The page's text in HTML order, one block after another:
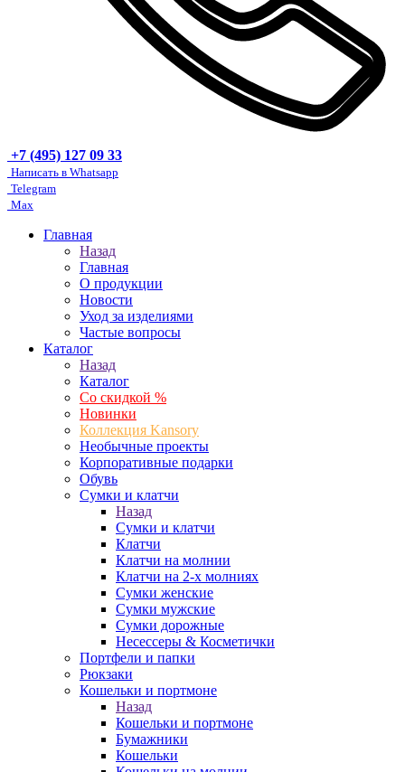
+7 (495) 127 09 33
Написать в Whatsapp
Telegram
Max
Главная
Назад
Главная
О продукции
Новости
Уход за изделиями
Частые вопросы
Каталог
Назад
Каталог
Со скидкой %
Новинки
Коллекция Kansory
Необычные проекты
Корпоративные подарки
Обувь
Сумки и клатчи
Назад
Сумки и клатчи
Клатчи
Клатчи на молнии
Клатчи на 2-х молниях
Сумки женские
Сумки мужские
Сумки дорожные
Несессеры & Косметички
Портфели и папки
Рюкзаки
Кошельки и портмоне
Назад
Кошельки и портмоне
Бумажники
Кошельки